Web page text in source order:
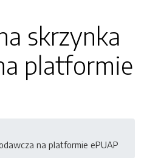
skrzynka
platformie
na platformie ePUAP